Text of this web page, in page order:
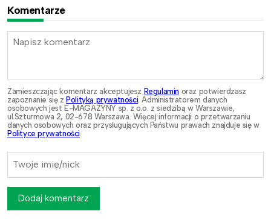
Komentarze
Zamieszczając komentarz akceptujesz Regulamin oraz potwierdzasz
zapoznanie się zPolityką prywatności . Administratorem danych
osobowych jest E-MAGAZYNY sp. z o.o. z siedzibą w Warszawie,
ul.Szturmowa 2, 02-678 Warszawa. Więcej informacji o przetwarzaniu
danych osobowych oraz przysługujących Państwu prawach znajduje się w
Polityce prywatności
Dodaj komentarz